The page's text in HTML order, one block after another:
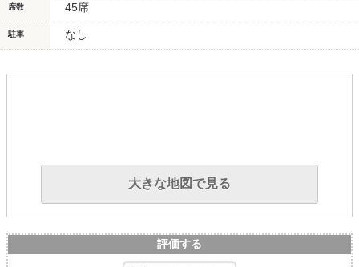
席数 45席
駐車 なし
大きな地図で見る
評価する